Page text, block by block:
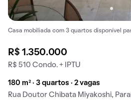
Casa mobiliada com 3 quartos disponível
R$ 1.350.000
R$ 510 Condo. + IPTU
180 m² · 3 quartos · 2 vagas
Rua Doutor Chibata Miyakoshi,